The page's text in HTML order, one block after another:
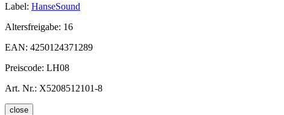
Label: HanseSound
Altersfreigabe: 16
EAN: 4250124371289
Preiscode: LH08
Art. Nr.: X5208512101-8
close